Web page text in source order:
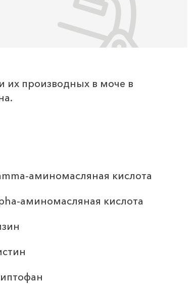
их производных в моче в
аминомасляная кислота
аминомасляная кислота